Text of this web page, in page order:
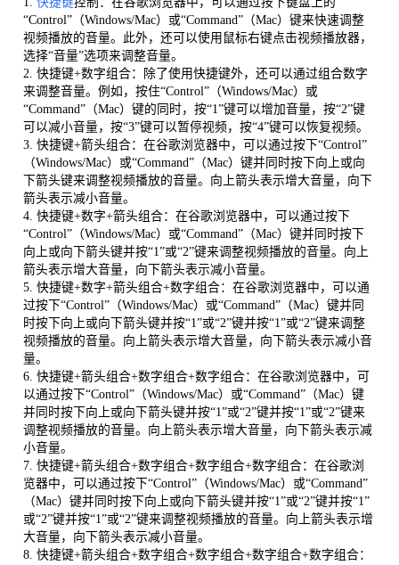
“Control”（Windows/Mac）或“Command”（Mac）键来快速调整
视频播放的音量。此外，还可以使用鼠标右键点击视频播放器，
选择“音量”选项来调整音量。
2. 快捷键+数字组合：除了使用快捷键外，还可以通过组合数字
来调整音量。例如，按住“Control”（Windows/Mac）或
“Command”（Mac）键的同时，按“1”键可以增加音量，按“2”键
可以减小音量，按“3”键可以暂停视频，按“4”键可以恢复视频。
3. 快捷键+箭头组合：在谷歌浏览器中，可以通过按下“Control”
（Windows/Mac）或“Command”（Mac）键并同时按下向上或向
下箭头键来调整视频播放的音量。向上箭头表示增大音量，向下
箭头表示减小音量。
4. 快捷键+数字+箭头组合：在谷歌浏览器中，可以通过按下
“Control”（Windows/Mac）或“Command”（Mac）键并同时按下
向上或向下箭头键并按“1”或“2”键来调整视频播放的音量。向上
箭头表示增大音量，向下箭头表示减小音量。
5. 快捷键+数字+箭头组合+数字组合：在谷歌浏览器中，可以通
过按下“Control”（Windows/Mac）或“Command”（Mac）键并同
时按下向上或向下箭头键并按“1”或“2”键并按“1”或“2”键来调整
视频播放的音量。向上箭头表示增大音量，向下箭头表示减小音
量。
6. 快捷键+箭头组合+数字组合+数字组合：在谷歌浏览器中，可
以通过按下“Control”（Windows/Mac）或“Command”（Mac）键
并同时按下向上或向下箭头键并按“1”或“2”键并按“1”或“2”键来
调整视频播放的音量。向上箭头表示增大音量，向下箭头表示减
小音量。
7. 快捷键+箭头组合+数字组合+数字组合+数字组合：在谷歌浏
览器中，可以通过按下“Control”（Windows/Mac）或“Command”
（Mac）键并同时按下向上或向下箭头键并按“1”或“2”键并按“1”
或“2”键并按“1”或“2”键来调整视频播放的音量。向上箭头表示增
大音量，向下箭头表示减小音量。
8. 快捷键+箭头组合+数字组合+数字组合+数字组合+数字组合：